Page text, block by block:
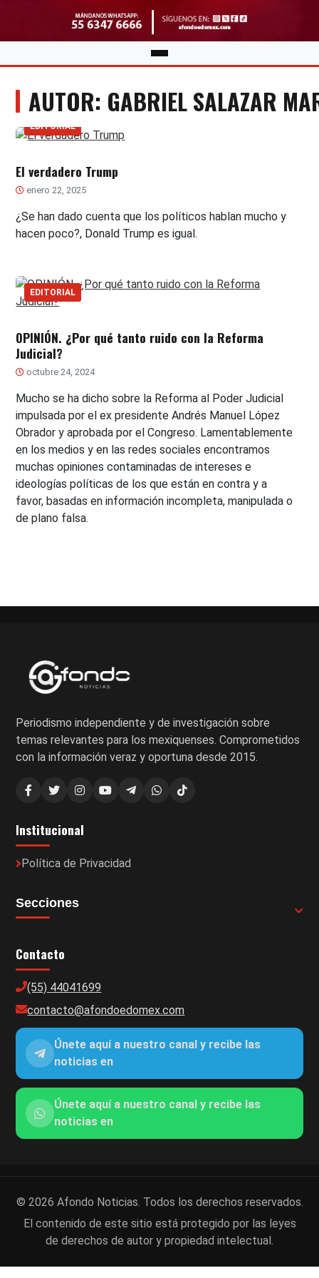
AUTOR: GABRIEL SALAZAR
EDITORIAL
El verdadero Trump
enero 22, 2025
¿Se han dado cuenta que los políticos hablan mucho y
hacen poco?, Donald Trump es igual.
EDITORIAL
OPINIÓN. ¿Por qué tanto ruido con la Reforma
Judicial?
octubre 24, 2024
Mucho se ha dicho sobre la Reforma al Poder Judicial
impulsada por el ex presidente Andrés Manuel López
Obrador y aprobada por el Congreso. Lamentablemente
en los medios y en las redes sociales encontramos
muchas opiniones contaminadas de intereses e
ideologías políticas de los que están en contra y a
favor, basadas en información incompleta, manipulada o
de plano falsa.
Periodismo independiente y de investigación sobre
temas relevantes para los mexiquenses. Comprometidos
con la información veraz y oportuna desde 2015.
Institucional
Política de Privacidad
Secciones
Contacto
(55) 44041699
contacto@afondoedomex.com
Únete aquí a nuestro canal y recibe las
noticias en
Únete aquí a nuestro canal y recibe las
noticias en
© 2026 Afondo Noticias. Todos los derechos reservados.
El contenido de este sitio está protegido por las leyes
de derechos de autor y propiedad intelectual.